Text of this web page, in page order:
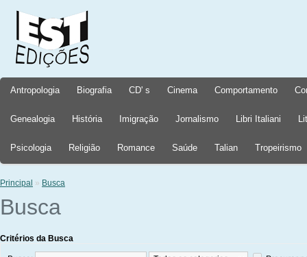
Antropologia Biografia CD' s Cinema Comportamento
Genealogia História Imigração Jornalismo Libri Italiani
Psicologia Religião Romance Saúde Talian Tropeirismo
Principal » Busca
Busca
Critérios da Busca